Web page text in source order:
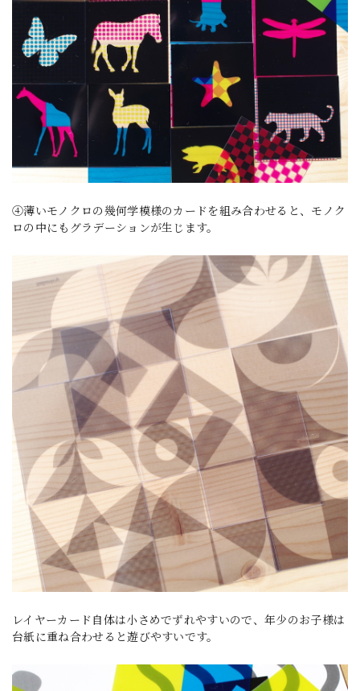
④薄いモノクロの幾何学模様のカードを組み合わせると、モノク
ロの中にもグラデーションが生じます。
レイヤーカード自体は小さめでずれやすいので、年少のお子様は
台紙に重ね合わせると遊びやすいです。